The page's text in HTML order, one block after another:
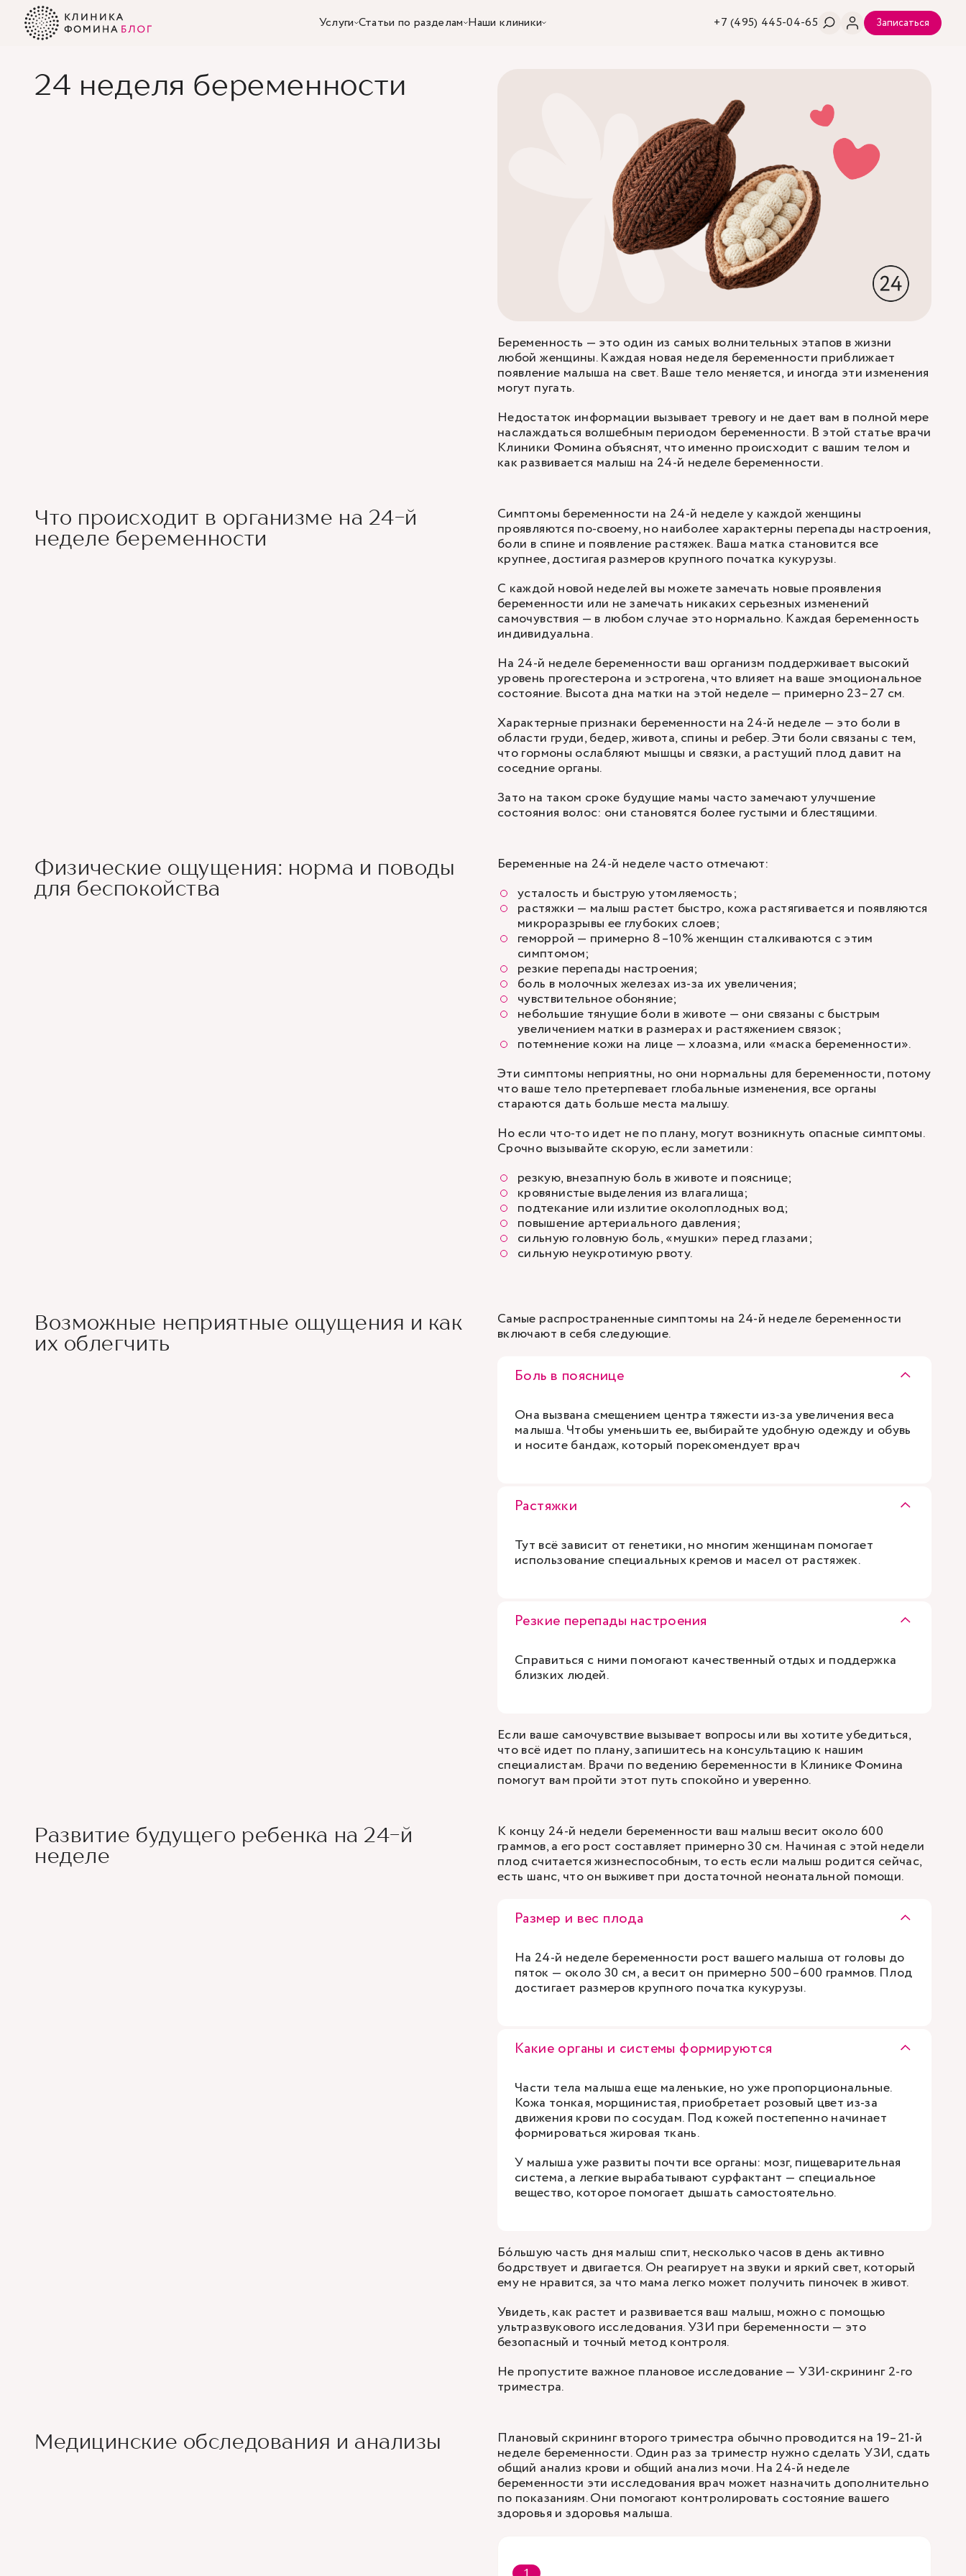
Услуги Статьи по разделам Наши клиники +7 (495) 445-04-65 Записаться
ГлавнаяБлог Статьи про беременность и роды 24 неделя беременности
24 неделя беременности
Беременность — это один из самых волнительных этапов в жизни
любой женщины. Каждая новая неделя беременности приближает
появление малыша на свет. Ваше тело меняется, и иногда эти изменения
могут пугать.
Недостаток информации вызывает тревогу и не дает вам в полной мере
наслаждаться волшебным периодом беременности. В этой статье врачи
Клиники Фомина объяснят, что именно происходит с вашим телом и
как развивается малыш на 24-й неделе беременности.
Что происходит в организме на 24-й
неделе беременности
Симптомы беременности на 24-й неделе у каждой женщины
проявляются по-своему, но наиболее характерны перепады настроения,
боли в спине и появление растяжек. Ваша матка становится все
крупнее, достигая размеров крупного початка кукурузы.
С каждой новой неделей вы можете замечать новые проявления
беременности или не замечать никаких серьезных изменений
самочувствия — в любом случае это нормально. Каждая беременность
индивидуальна.
На 24-й неделе беременности ваш организм поддерживает высокий
уровень прогестерона и эстрогена, что влияет на ваше эмоциональное
состояние. Высота дна матки на этой неделе — примерно 23–27 см.
Характерные признаки беременности на 24-й неделе — это боли в
области груди, бедер, живота, спины и ребер. Эти боли связаны с тем,
что гормоны ослабляют мышцы и связки, а растущий плод давит на
соседние органы.
Зато на таком сроке будущие мамы часто замечают улучшение
состояния волос: они становятся более густыми и блестящими.
Физические ощущения: норма и поводы
для беспокойства
Беременные на 24-й неделе часто отмечают:
усталость и быструю утомляемость;
растяжки — малыш растет быстро, кожа растягивается и появляются
микроразрывы ее глубоких слоев;
геморрой — примерно 8–10% женщин сталкиваются с этим
симптомом;
резкие перепады настроения;
боль в молочных железах из-за их увеличения;
чувствительное обоняние;
небольшие тянущие боли в животе — они связаны с быстрым
увеличением матки в размерах и растяжением связок;
потемнение кожи на лице — хлоазма, или «маска беременности».
Эти симптомы неприятны, но они нормальны для беременности, потому
что ваше тело претерпевает глобальные изменения, все органы
стараются дать больше места малышу.
Но если что-то идет не по плану, могут возникнуть опасные симптомы.
Срочно вызывайте скорую, если заметили:
резкую, внезапную боль в животе и пояснице;
кровянистые выделения из влагалища;
подтекание или излитие околоплодных вод;
повышение артериального давления;
сильную головную боль, «мушки» перед глазами;
сильную неукротимую рвоту.
Возможные неприятные ощущения и как
их облегчить
Самые распространенные симптомы на 24-й неделе беременности
включают в себя следующие.
Боль в пояснице
Она вызвана смещением центра тяжести из-за увеличения веса
малыша. Чтобы уменьшить ее, выбирайте удобную одежду и обувь
и носите бандаж, который порекомендует врач
Растяжки
Тут всё зависит от генетики, но многим женщинам помогает
использование специальных кремов и масел от растяжек.
Резкие перепады настроения
Справиться с ними помогают качественный отдых и поддержка
близких людей.
Если ваше самочувствие вызывает вопросы или вы хотите убедиться,
что всё идет по плану, запишитесь на консультацию к нашим
специалистам. Врачи поведению беременности в Клинике Фомина
помогут вам пройти этот путь спокойно и уверенно.
Развитие будущего ребенка на 24-й
неделе
К концу 24-й недели беременности ваш малыш весит около 600
граммов, а его рост составляет примерно 30 см. Начиная с этой недели
плод считается жизнеспособным, то есть если малыш родится сейчас,
есть шанс, что он выживет при достаточной неонатальной помощи.
Размер и вес плода
На 24-й неделе беременности рост вашего малыша от головы до
пяток — около 30 см, а весит он примерно 500–600 граммов. Плод
достигает размеров крупного початка кукурузы.
Какие органы и системы формируются
Части тела малыша еще маленькие, но уже пропорциональные.
Кожа тонкая, морщинистая, приобретает розовый цвет из-за
движения крови по сосудам. Под кожей постепенно начинает
формироваться жировая ткань.
У малыша уже развиты почти все органы: мозг, пищеварительная
система, а легкие вырабатывают сурфактант — специальное
вещество, которое помогает дышать самостоятельно.
Бóльшую часть дня малыш спит, несколько часов в день активно
бодрствует и двигается. Он реагирует на звуки и яркий свет, который
ему не нравится, за что мама легко может получить пиночек в живот.
Увидеть, как растет и развивается ваш малыш, можно с помощью
ультразвукового исследования.УЗИ при беременности — это
безопасный и точный метод контроля.
Не пропустите важное плановое исследование —УЗИ-скрининг 2-го
триместра.
Медицинские обследования и анализы
Плановый скрининг второго триместра обычно проводится на 19–21-й
неделе беременности. Один раз за триместр нужно сделать УЗИ, сдать
общий анализ крови и общий анализ мочи. На 24-й неделе
беременности эти исследования врач может назначить дополнительно
по показаниям. Они помогают контролировать состояние вашего
здоровья и здоровья малыша.